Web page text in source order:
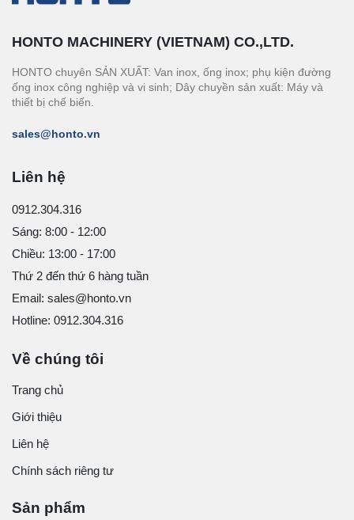
HONTO MACHINERY (VIETNAM) CO.,LTD.
HONTO chuyên SẢN XUẤT: Van inox, ống inox; phụ kiện đường
ống inox công nghiệp và vi sinh; Dây chuyền sản xuất: Máy và
thiết bị chế biến.
sales@honto.vn
Liên hệ
0912.304.316
Sáng: 8:00 - 12:00
Chiều: 13:00 - 17:00
Thứ 2 đến thứ 6 hàng tuần
Email: sales@honto.vn
Hotline: 0912.304.316
Về chúng tôi
Trang chủ
Giới thiệu
Liên hệ
Chính sách riêng tư
Sản phẩm